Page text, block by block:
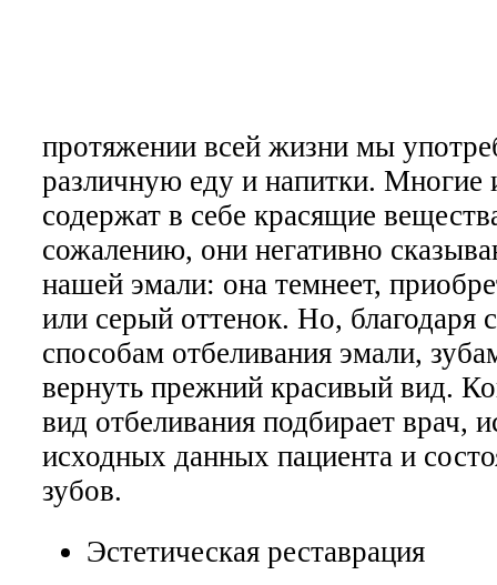
протяжении всей жизни мы
различную еду и напитки. Многие
содержат в себе красящие
сожалению, они негативно
нашей эмали: она темнеет,
или серый оттенок. Но, благодаря
способам отбеливания эмали,
вернуть прежний красивый вид.
вид отбеливания подбирает врач,
исходных данных пациента и
зубов.
Эстетическая реставрация